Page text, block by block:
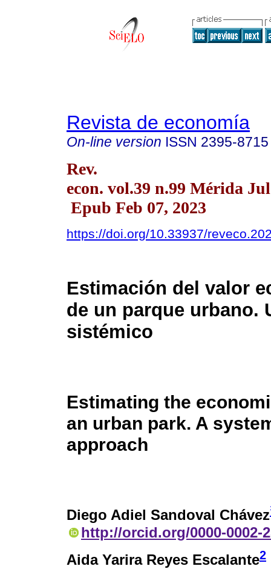
Revista de economía
On-line version ISSN 2395-8715
Rev.
econ. vol.39 n.99 Mérida
Epub Feb 07, 2023
https://doi.org/10.33937/
Estimación del valor
de un parque urbano.
sistémico
Estimating the
an urban park. A
approach
Diego Adiel Sandoval Chávez
http://orcid.org/0000-0002-
Aida Yarira Reyes Escalante2